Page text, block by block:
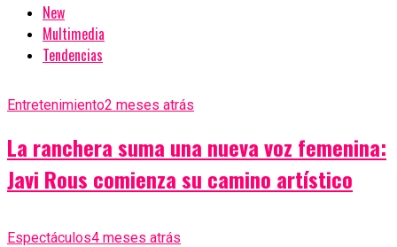
New
Multimedia
Tendencias
Entretenimiento2 meses atrás
La ranchera suma una nueva voz femenina:
Javi Rous comienza su camino artístico
Espectáculos4 meses atrás